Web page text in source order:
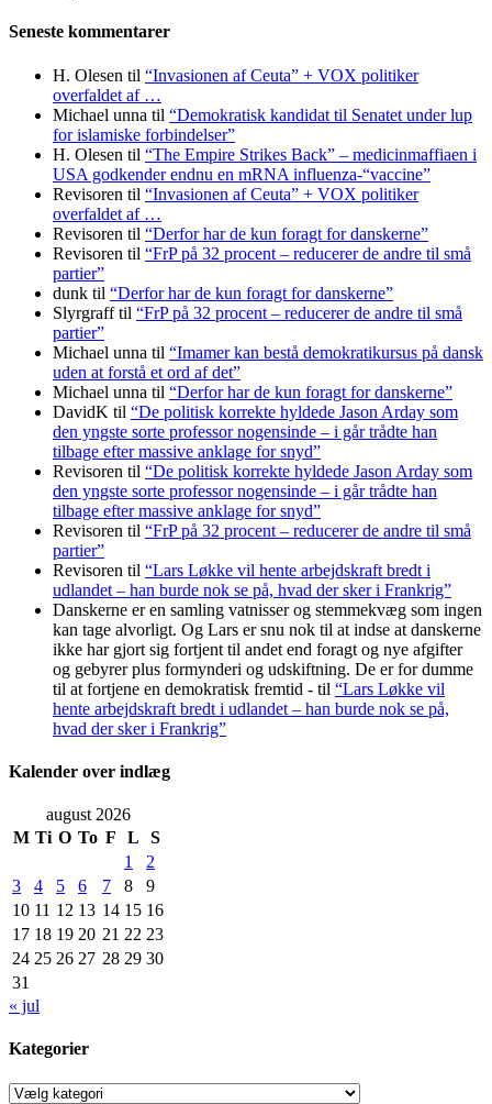
Seneste kommentarer
H. Olesen til “Invasionen af Ceuta” + VOX politiker
overfaldet af …
Michael unna til “Demokratisk kandidat til Senatet under lup
for islamiske forbindelser”
H. Olesen til “The Empire Strikes Back” – medicinmaffiaen i
USA godkender endnu en mRNA influenza-“vaccine”
Revisoren til “Invasionen af Ceuta” + VOX politiker
overfaldet af …
Revisoren til “Derfor har de kun foragt for danskerne”
Revisoren til “FrP på 32 procent – reducerer de andre til små
partier”
dunk til “Derfor har de kun foragt for danskerne”
Slyrgrafftil “FrP på 32 procent – reducerer de andre til små
partier”
Michael unna til “Imamer kan bestå demokratikursus på dansk
uden at forstå et ord af det”
Michael unna til “Derfor har de kun foragt for danskerne”
DavidK til “De politisk korrekte hyldede Jason Arday som
den yngste sorte professor nogensinde – i går trådte han
tilbage efter massive anklage for snyd”
Revisoren til “De politisk korrekte hyldede Jason Arday som
den yngste sorte professor nogensinde – i går trådte han
tilbage efter massive anklage for snyd”
Revisoren til “FrP på 32 procent – reducerer de andre til små
partier”
Revisoren til “Lars Løkke vil hente arbejdskraft bredt i
udlandet – han burde nok se på, hvad der sker i Frankrig”
Danskerne er en samling vatnisser og stemmekvæg som ingen
kan tage alvorligt. Og Lars er snu nok til at indse at danskerne
ikke har gjort sig fortjent til andet end foragt og nye afgifter
og gebyrer plus formynderi og udskiftning. De er for dumme
til at fortjene en demokratisk fremtid - til “Lars Løkke vil
hente arbejdskraft bredt i udlandet – han burde nok se på,
hvad der sker i Frankrig”
Kalender over indlæg
august 2026
M Ti O To F L
S
1
2
3
4 5 6 7 8
9
10 11 12 13 14 15 16
17 18 19 20 21 22 23
24 25 26 27 28 29 30
31
« jul
Kategorier
Kategorier